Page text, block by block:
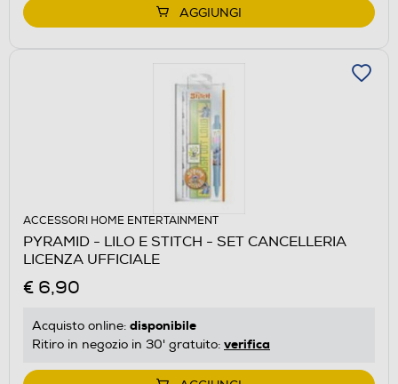
AGGIUNGI
ACCESSORI HOME ENTERTAINMENT
PYRAMID - LILO E STITCH - SET CANCELLERIA
LICENZA UFFICIALE
€ 6,90
Acquisto online: disponibile
Ritiro in negozio in 30' gratuito: verifica